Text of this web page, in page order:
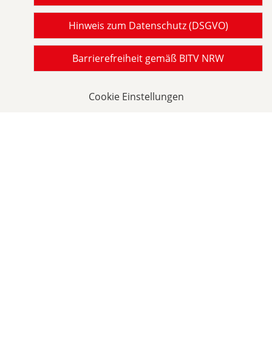
Hinweis zum Datenschutz (DSGVO)
Barrierefreiheit gemäß BITV NRW
Cookie Einstellungen